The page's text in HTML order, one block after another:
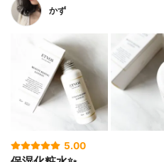
かず
5.00